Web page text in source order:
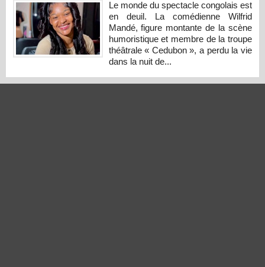
Le monde du spectacle congolais est
en deuil. La comédienne Wilfrid
Mandé, figure montante de la scène
humoristique et membre de la troupe
théâtrale « Cedubon », a perdu la vie
dans la nuit de...